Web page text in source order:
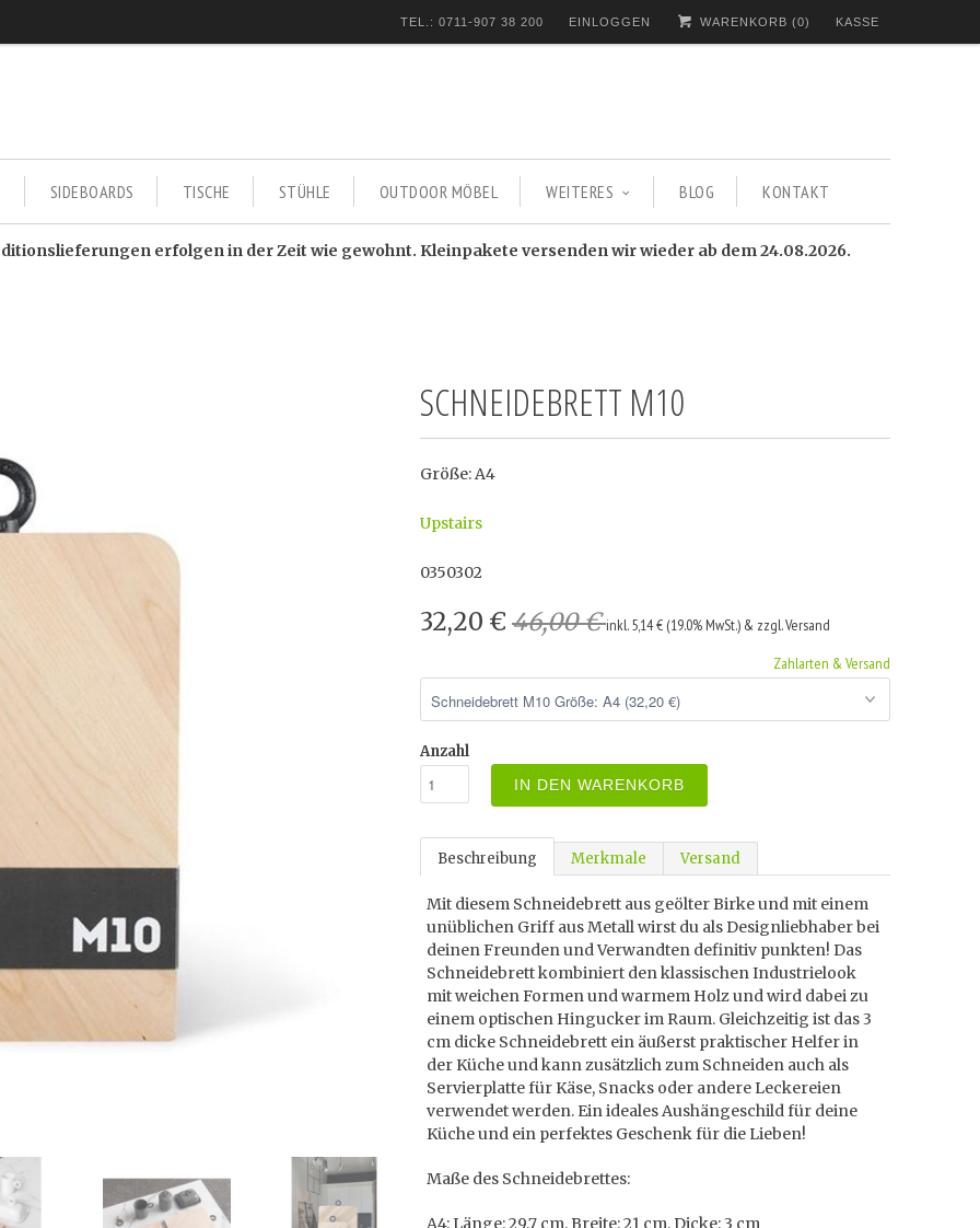
TEL.: 0711-907 38 200 EINLOGGEN WARENKORB (0) KASSE
SIDEBOARDS TISCHE STÜHLE OUTDOOR MÖBEL WEITERES BLOG KONTAKT
erfolgen in der Zeit wie gewohnt. Kleinpakete versenden wir wieder ab dem 24.08.2026.
SCHNEIDEBRETT M10
Größe: A4
Upstairs
0350302
32,20 € 46,00 €inkl. 5,14 € (19.0% MwSt.) & zzgl. Versand
Zahlarten & Versand
Anzahl
IN DEN WARENKORB
Beschreibung Merkmale Versand
Mit diesem Schneidebrett aus geölter Birke und mit einem
unüblichen Griff aus Metall wirst du als Designliebhaber bei
deinen Freunden und Verwandten definitiv punkten! Das
Schneidebrett kombiniert den klassischen Industrielook
mit weichen Formen und warmem Holz und wird dabei zu
einem optischen Hingucker im Raum. Gleichzeitig ist das 3
cm dicke Schneidebrett ein äußerst praktischer Helfer in
der Küche und kann zusätzlich zum Schneiden auch als
Servierplatte für Käse, Snacks oder andere Leckereien
verwendet werden. Ein ideales Aushängeschild für deine
Küche und ein perfektes Geschenk für die Lieben!
Maße des Schneidebrettes:
A4: Länge: 29,7 cm, Breite: 21 cm, Dicke: 3 cm